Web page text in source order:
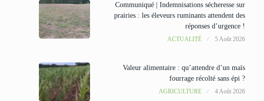
Communiqué | Indemnisations sécheresse sur
prairies : les éleveurs ruminants attendent des
réponses d’urgence !
ACTUALITÉ 5 Août 2026
Valeur alimentaire : qu’attendre d’un maïs
fourrage récolté sans épi ?
AGRICULTURE 4 Août 2026